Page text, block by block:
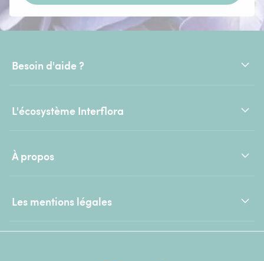
Besoin d'aide ?
L'écosystème Interflora
À propos
Les mentions légales